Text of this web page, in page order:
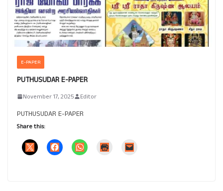
E-PAPER
PUTHUSUDAR E-PAPER
November 17, 2025 Editor
PUTHUSUDAR E-PAPER
Share this: